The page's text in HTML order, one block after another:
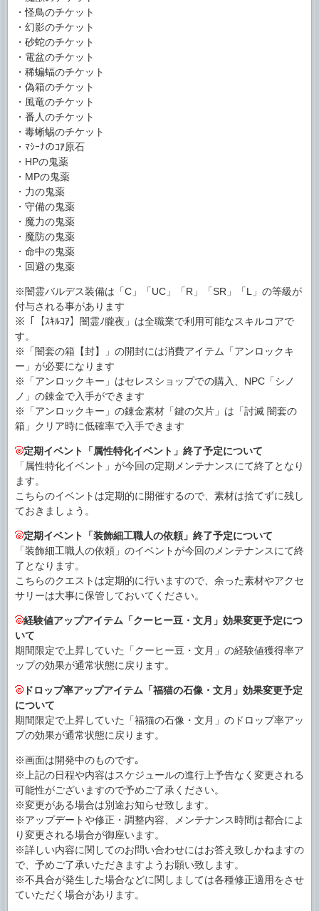
・怪鳥のチケット
・幻影のチケット
・砂蛇のチケット
・電盆のチケット
・稀蝙蝠のチケット
・偽箱のチケット
・風竜のチケット
・番人のチケット
・毒蜥蜴のチケット
・ﾏｼｰﾅのｺｱ原石
・HPの鬼薬
・MPの鬼薬
・力の鬼薬
・守備の鬼薬
・魔力の鬼薬
・魔防の鬼薬
・命中の鬼薬
・回避の鬼薬
※闇霊バルデス装備は「C」「UC」「R」「SR」「L」の等級が
付与される事があります
※「【ｽｷﾙｺｱ】闇霊ﾉ朧夜」は全職業で利用可能なスキルコアで
す。
※「闇套の箱【封】」の開封には消費アイテム「アンロックキ
ー」が必要になります
※「アンロックキー」はセレスショップでの購入、NPC「シノ
ノ」の錬金で入手ができます
※「アンロックキー」の錬金素材「鍵の欠片」は「討滅 闇套の
箱」クリア時に低確率で入手できます
定期イベント「属性特化イベント」終了予定について
「属性特化イベント」が今回の定期メンテナンスにて終了となり
ます。
こちらのイベントは定期的に開催するので、素材は捨てずに残し
ておきましょう。
定期イベント「装飾細工職人の依頼」終了予定について
「装飾細工職人の依頼」のイベントが今回のメンテナンスにて終
了となります。
こちらのクエストは定期的に行いますので、余った素材やアクセ
サリーは大事に保管しておいてください。
経験値アップアイテム「クーヒー豆・文月」効果変更予定につ
いて
期間限定で上昇していた「クーヒー豆・文月」の経験値獲得率ア
ップの効果が通常状態に戻ります。
ドロップ率アップアイテム「福猫の石像・文月」効果変更予定
について
期間限定で上昇していた「福猫の石像・文月」のドロップ率アッ
プの効果が通常状態に戻ります。
※画面は開発中のものです｡
※上記の日程や内容はスケジュールの進行上予告なく変更される
可能性がございますので予めご了承ください。
※変更がある場合は別途お知らせ致します。
※アップデートや修正・調整内容、メンテナンス時間は都合によ
り変更される場合が御座います。
※詳しい内容に関してのお問い合わせにはお答え致しかねますの
で、予めご了承いただきますようお願い致します。
※不具合が発生した場合などに関しましては各種修正適用をさせ
ていただく場合があります。